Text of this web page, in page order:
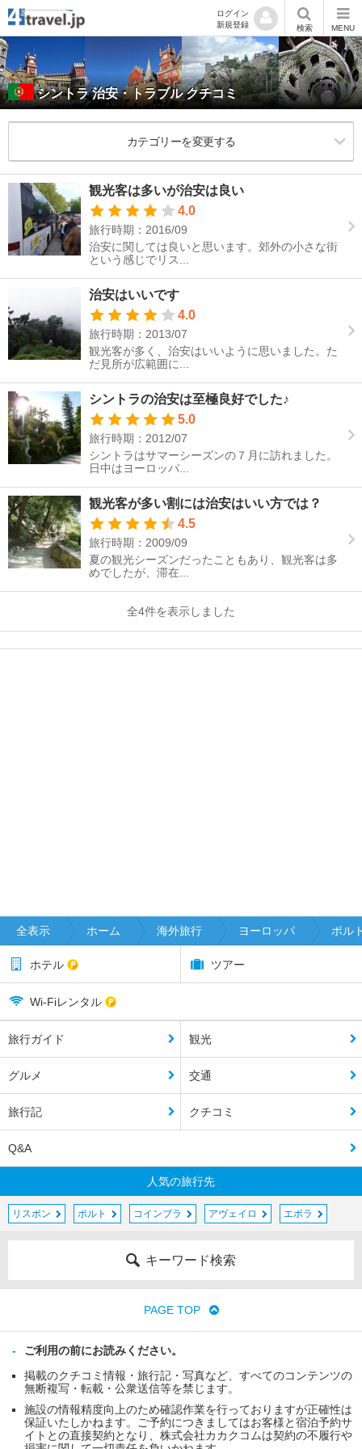
ログイン
新規登録
検索 MENU
シントラ 治安・トラブル クチコミ
カテゴリーを変更する
観光客は多いが治安は良い
4.0
旅行時期：2016/09
治安に関しては良いと思います。郊外の小さな街
という感じでリス...
治安はいいです
4.0
旅行時期：2013/07
観光客が多く、治安はいいように思いました。た
だ見所が広範囲に...
シントラの治安は至極良好でした♪
5.0
旅行時期：2012/07
シントラはサマーシーズンの７月に訪れました。
日中はヨーロッパ...
観光客が多い割には治安はいい方では？
4.5
旅行時期：2009/09
夏の観光シーズンだったこともあり、観光客は多
めでしたが、滞在...
全4件を表示しました
全表示 ホーム 海外旅行 ヨーロッパ ポル
ホテル ツアー
Wi-Fiレンタル
旅行ガイド 観光
グルメ 交通
旅行記 クチコミ
Q&A
人気の旅行先
リスボン ポルト コインブラ アヴェイロ エボラ
キーワード検索
PAGE TOP
ご利用の前にお読みください。
掲載のクチコミ情報・旅行記・写真など、すべてのコンテンツの
無断複写・転載・公衆送信等を禁じます。
施設の情報精度向上のため確認作業を行っておりますが正確性は
保証いたしかねます。ご予約につきましてはお客様と宿泊予約サ
イトとの直接契約となり、株式会社カカクコムは契約の不履行や